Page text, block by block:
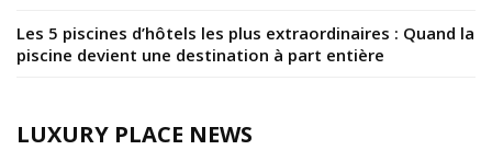
Les 5 piscines d’hôtels les plus extraordinaires : Quand la
piscine devient une destination à part entière
LUXURY PLACE NEWS